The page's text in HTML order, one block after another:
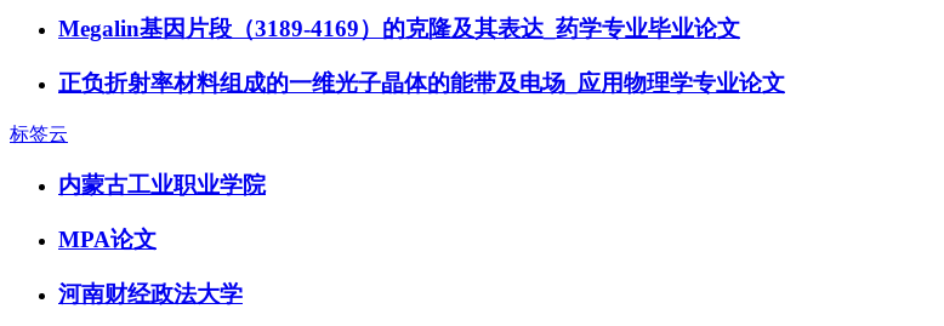
Megalin基因片段（3189-4169）的克隆及其表达_药学专业毕业论文
正负折射率材料组成的一维光子晶体的能带及电场_应用物理学专业论文
标签云
内蒙古工业职业学院
MPA论文
河南财经政法大学